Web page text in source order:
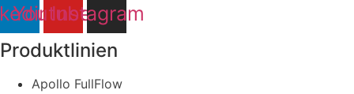
YoutubeInstagram
Produktlinien
Apollo FullFlow